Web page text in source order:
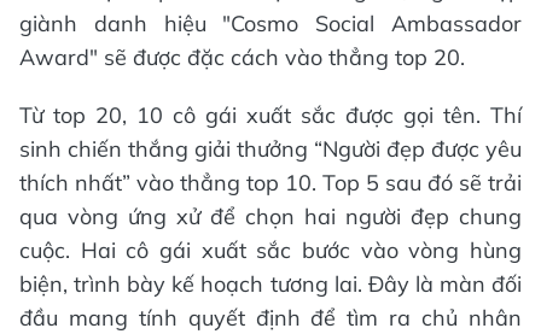
giành danh hiệu "Cosmo Social Ambassador
Award" sẽ được đặc cách vào thẳng top 20.
Từ top 20, 10 cô gái xuất sắc được gọi tên. Thí
sinh chiến thắng giải thưởng “Người đẹp được yêu
thích nhất” vào thẳng top 10. Top 5 sau đó sẽ trải
qua vòng ứng xử để chọn hai người đẹp chung
cuộc. Hai cô gái xuất sắc bước vào vòng hùng
biện, trình bày kế hoạch tương lai. Đây là màn đối
đầu mang tính quyết định để tìm ra chủ nhân